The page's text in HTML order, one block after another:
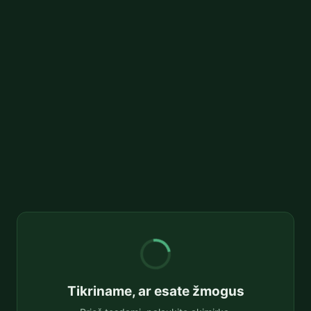
Tikriname, ar esate žmogus